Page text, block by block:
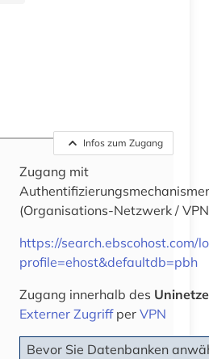
Infos zum Zugang
Zugang mit
(Organisations-Netzwerk /
https://search.ebscohost.com/
profile=ehost&defaultdb=pbh
Zugang innerhalb des
Externer Zugriffper VPN
Bevor Sie Datenbanken